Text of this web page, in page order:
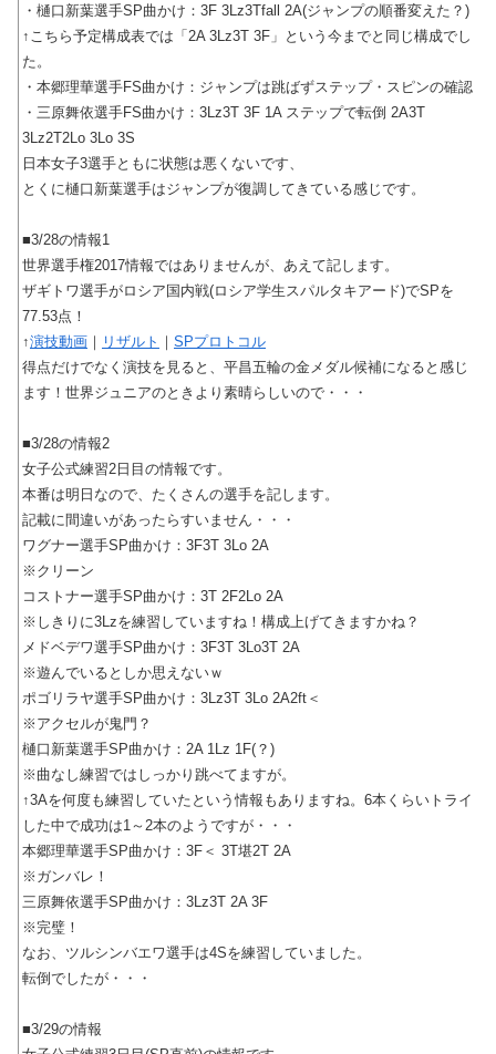
・樋口新葉選手SP曲かけ：3F 3Lz3Tfall 2A(ジャンプの順番変えた？)
↑こちら予定構成表では「2A 3Lz3T 3F」という今までと同じ構成でし
た。
・本郷理華選手FS曲かけ：ジャンプは跳ばずステップ・スピンの確認
・三原舞依選手FS曲かけ：3Lz3T 3F 1A ステップで転倒 2A3T
3Lz2T2Lo 3Lo 3S
日本女子3選手ともに状態は悪くないです、
とくに樋口新葉選手はジャンプが復調してきている感じです。
■3/28の情報1
世界選手権2017情報ではありませんが、あえて記します。
ザギトワ選手がロシア国内戦(ロシア学生スパルタキアード)でSPを
77.53点！
↑演技動画 ｜ リザルト ｜ SPプロトコル
得点だけでなく演技を見ると、平昌五輪の金メダル候補になると感じ
ます！世界ジュニアのときより素晴らしいので・・・
■3/28の情報2
女子公式練習2日目の情報です。
本番は明日なので、たくさんの選手を記します。
記載に間違いがあったらすいません・・・
ワグナー選手SP曲かけ：3F3T 3Lo 2A
※クリーン
コストナー選手SP曲かけ：3T 2F2Lo 2A
※しきりに3Lzを練習していますね！構成上げてきますかね？
メドベデワ選手SP曲かけ：3F3T 3Lo3T 2A
※遊んでいるとしか思えないｗ
ポゴリラヤ選手SP曲かけ：3Lz3T 3Lo 2A2ft＜
※アクセルが鬼門？
樋口新葉選手SP曲かけ：2A 1Lz 1F(？)
※曲なし練習ではしっかり跳べてますが。
↑3Aを何度も練習していたという情報もありますね。6本くらいトライ
した中で成功は1～2本のようですが・・・
本郷理華選手SP曲かけ：3F＜ 3T堪2T 2A
※ガンバレ！
三原舞依選手SP曲かけ：3Lz3T 2A 3F
※完璧！
なお、ツルシンバエワ選手は4Sを練習していました。
転倒でしたが・・・
■3/29の情報